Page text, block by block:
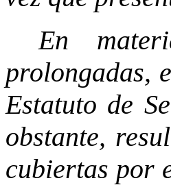
En
prolongadas,
Estatuto de
obstante,
cubiertas por